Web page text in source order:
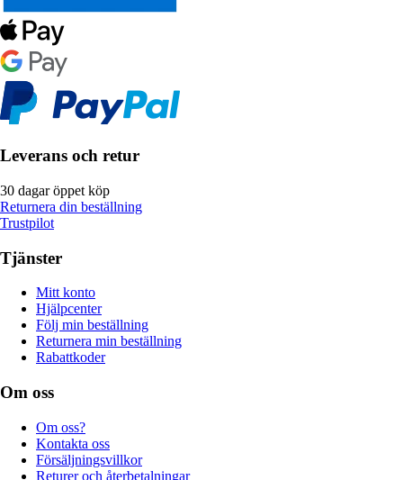
Leverans och retur
30 dagar öppet köp
Returnera din beställning
Trustpilot
Tjänster
Mitt konto
Hjälpcenter
Följ min beställning
Returnera min beställning
Rabattkoder
Om oss
Om oss?
Kontakta oss
Försäljningsvillkor
Returer och återbetalningar